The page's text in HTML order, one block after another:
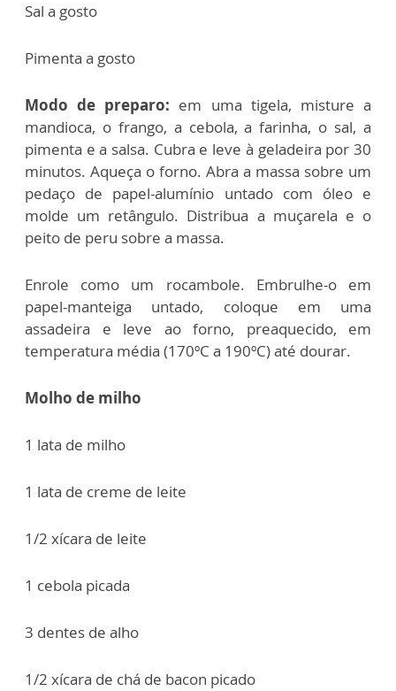
Sal a gosto
Pimenta a gosto
Modo de preparo: em uma tigela, misture a
mandioca, o frango, a cebola, a farinha, o sal, a
pimenta e a salsa. Cubra e leve à geladeira por 30
minutos. Aqueça o forno. Abra a massa sobre um
pedaço de papel-alumínio untado com óleo e
molde um retângulo. Distribua a muçarela e o
peito de peru sobre a massa.
Enrole como um rocambole. Embrulhe-o em
papel-manteiga untado, coloque em uma
assadeira e leve ao forno, preaquecido, em
temperatura média (170ºC a 190ºC) até dourar.
Molho de milho
1 lata de milho
1 lata de creme de leite
1/2 xícara de leite
1 cebola picada
3 dentes de alho
1/2 xícara de chá de bacon picado